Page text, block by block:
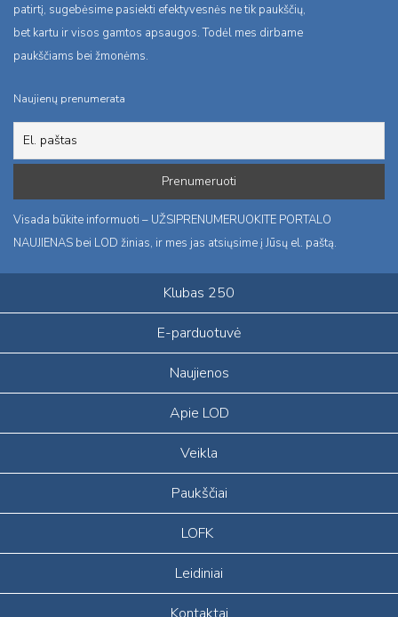
patirtį, sugebėsime pasiekti efektyvesnės ne tik paukščių,
bet kartu ir visos gamtos apsaugos. Todėl mes dirbame
paukščiams bei žmonėms.
Naujienų prenumerata
Visada būkite informuoti – UŽSIPRENUMERUOKITE PORTALO
NAUJIENAS bei LOD žinias, ir mes jas atsiųsime į Jūsų el. paštą.
Klubas 250
E-parduotuvė
Naujienos
Apie LOD
Veikla
Paukščiai
LOFK
Leidiniai